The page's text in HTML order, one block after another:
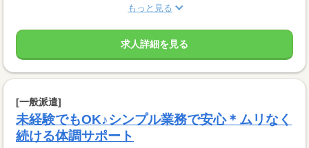
もっと見る
求人詳細を見る
[一般派遣]
未経験でもOK♪シンプル業務で安心＊ムリなく
続ける体調サポート